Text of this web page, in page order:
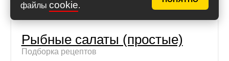
файлы cookie.
Рыбные салаты (простые)
Подборка рецептов